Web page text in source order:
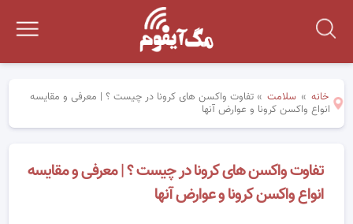
خانه » سلامت »تفاوت واکسن های کرونا در چیست ؟ | معرفی و مقایسه
انواع واکسن کرونا و عوارض آنها
تفاوت واکسن های کرونا در چیست ؟ | معرفی و مقایسه
انواع واکسن کرونا و عوارض آنها